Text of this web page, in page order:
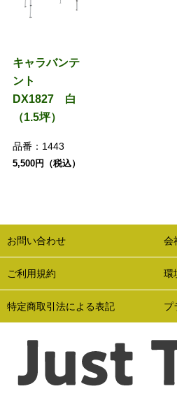
キャラバンテ
ント
DX1827 白
（1.5坪）
品番： 1443
5,500円（税込）
お問い合わせ 会
ご利用規約 環
特定商取引法による表記 プ